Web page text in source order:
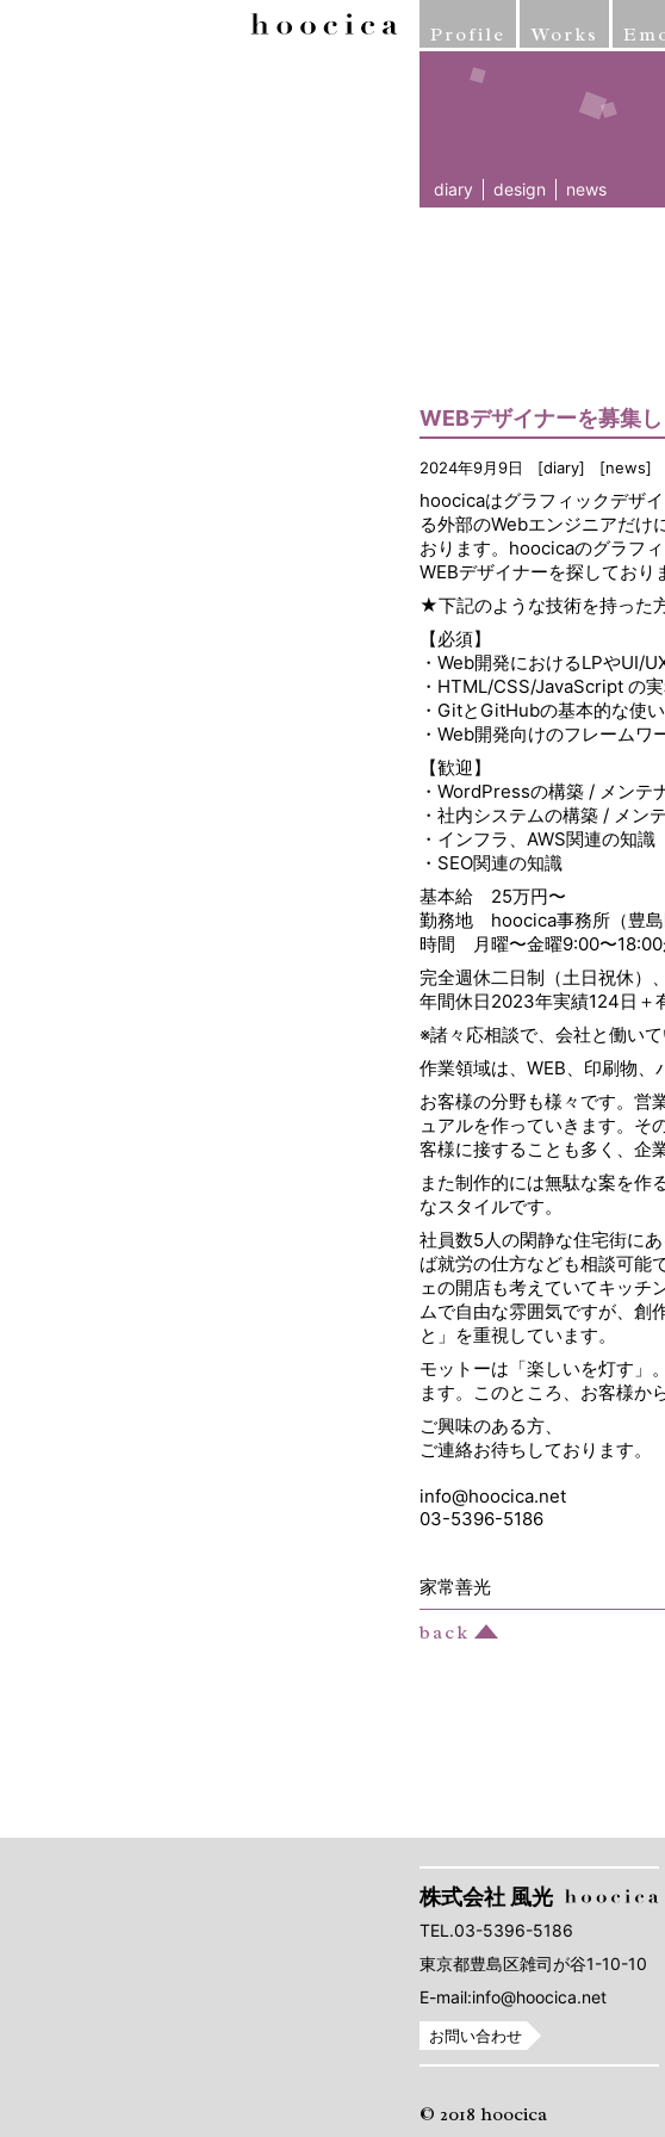
Profile Works
diary design news
WEBデザイナーを募集し
2024年9月9日 diary news
hoocicaはグラフィックデザ
る外部のWebエンジニアだけ
おります。hoocicaのグラフ
WEBデザイナーを探しており
★下記のような技術を持った
【必須】
・Web開発におけるLPやUI/
・HTML/CSS/JavaScript の
・GitとGitHubの基本的な使
・Web開発向けのフレームワ
【歓迎】
・WordPressの構築 / メンテ
・社内システムの構築 / メン
・インフラ、AWS関連の知識
・SEO関連の知識
基本給 25万円〜
勤務地 hoocica事務所（豊島
時間 月曜〜金曜9:00〜18:00
完全週休二日制（土日祝休）
年間休日2023年実績124日＋
※諸々応相談で、会社と働い
作業領域は、WEB、印刷物、
お客様の分野も様々です。営
ュアルを作っていきます。そ
客様に接することも多く、企
また制作的には無駄な案を作
なスタイルです。
社員数5人の閑静な住宅街に
ば就労の仕方なども相談可能
ェの開店も考えていてキッチ
ムで自由な雰囲気ですが、創
と」を重視しています。
モットーは「楽しいを灯す」
ます。このところ、お客様か
ご興味のある方、
ご連絡お待ちしております。
info@hoocica.net
03-5396-5186
家常善光
株式会社 風光
TEL.03-5396-5186
東京都豊島区雑司が谷1-10-10
E-mail:info@hoocica.net
お問い合わせ
© 2018 hoocica